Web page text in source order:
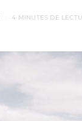
4 MINUTES DE